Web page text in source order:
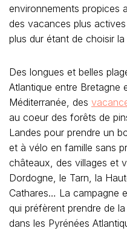
environnements propices
des vacances plus
plus dur étant de choisir
Des longues et belles
Atlantique entre Bretagne
Méditerranée, des
au coeur des forêts de
Landes pour prendre un
et à vélo en famille sans
châteaux, des villages et
Dordogne, le Tarn, la
Cathares… La campagne
qui préfèrent prendre de
dans les Pyrénées